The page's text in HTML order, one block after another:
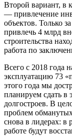
Второй вариант, в
— привлечение
объектов. Только
привлечь 4 млрд
строительства
работа по
Всего с 2018 года
эксплуатацию 73
этого года мы
планируем сдать в
долгостроев. В
проблем
снова в лидерах: в
работе будут